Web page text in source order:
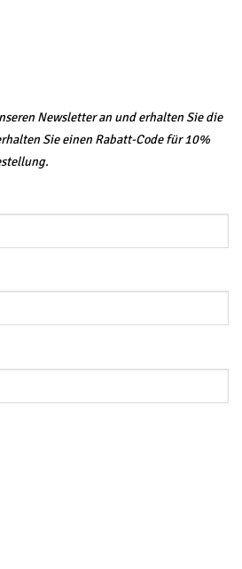
Newsletter an und erhalten Sie die
Sie einen Rabatt-Code für 10%